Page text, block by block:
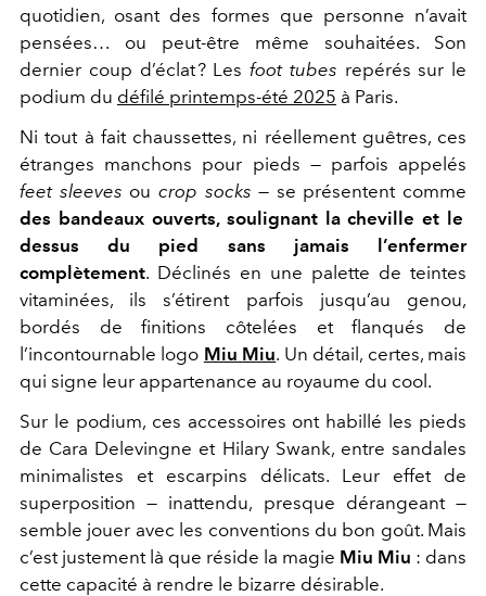
quotidien, osant des formes que personne n’avait
pensées… ou peut-être même souhaitées. Son
dernier coup d’éclat ? Les foot tubes repérés sur le
podium du défilé printemps-été 2025 à Paris.
Ni tout à fait chaussettes, ni réellement guêtres, ces
étranges manchons pour pieds — parfois appelés
feet sleeves ou crop socks — se présentent comme
des bandeaux ouverts, soulignant la cheville et le
dessus du pied sans jamais l’enfermer
complètement. Déclinés en une palette de teintes
vitaminées, ils s’étirent parfois jusqu’au genou,
bordés de finitions côtelées et flanqués de
l’incontournable logo Miu Miu. Un détail, certes, mais
qui signe leur appartenance au royaume du cool.
Sur le podium, ces accessoires ont habillé les pieds
de Cara Delevingne et Hilary Swank, entre sandales
minimalistes et escarpins délicats. Leur effet de
superposition — inattendu, presque dérangeant —
semble jouer avec les conventions du bon goût. Mais
c’est justement là que réside la magie Miu Miu : dans
cette capacité à rendre le bizarre désirable.